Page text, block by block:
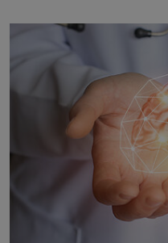
Hodně času tráví na
Jeho domovinou je
výjimkou pobřežní